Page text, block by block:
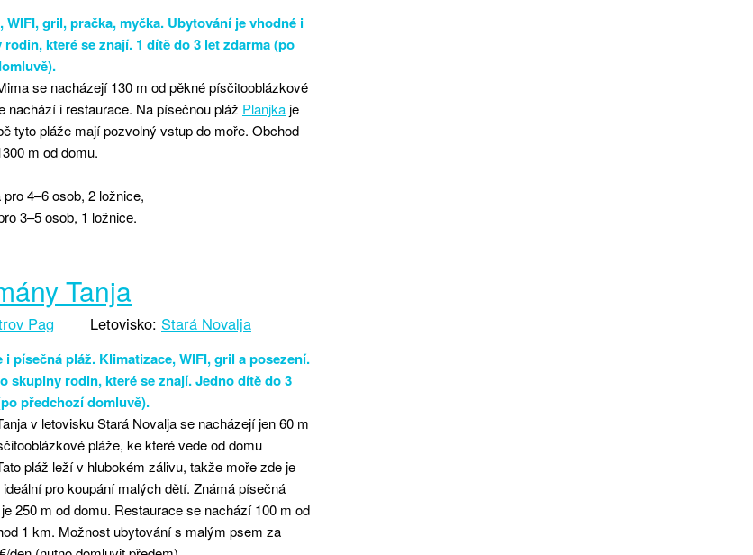
WIFI, gril, pračka, myčka. Ubytování je vhodné i
které se znají. 1 dítě do 3 let zdarma (po
se nacházejí 130 m od pěkné písčitooblázkové
nachází i restaurace. Na písečnou pláž Planjkaje
tyto pláže mají pozvolný vstup do moře. Obchod
m od domu.
4–6 osob, 2 ložnice,
3–5 osob, 1 ložnice.
Tanja
Pag Letovisko: Stará Novalja
i písečná pláž. Klimatizace, WIFI, gril a posezení.
skupiny rodin, které se znají. Jedno dítě do 3
předchozí domluvě).
v letovisku Stará Novalja se nacházejí jen 60 m
pláže, ke které vede od domu
pláž leží v hlubokém zálivu, takže moře zde je
pro koupání malých dětí. Známá písečná
250 m od domu. Restaurace se nachází 100 m od
1 km. Možnost ubytování s malým psem za